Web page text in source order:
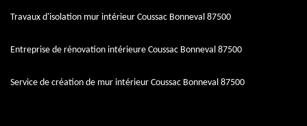
Travaux d'isolation mur intérieur Coussac Bonneval 87500
Entreprise de rénovation intérieure Coussac Bonneval 87500
Service de création de mur intérieur Coussac Bonneval 87500